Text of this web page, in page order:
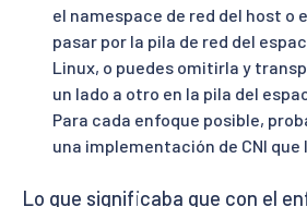
el namespace de red del host o
pasar por la pila de red del
Linux, o puedes omitirla y
un lado a otro en la pila del
Para cada enfoque posible,
una implementación de CNI que
Lo que significaba que con el